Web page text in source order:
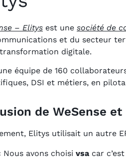
– Elitys est une société de
et du secteur
digitale.
équipe de 160
DSI et métiers, en
de WeSense
Elitys utilisait un autre
Nous avons choisi vsa car